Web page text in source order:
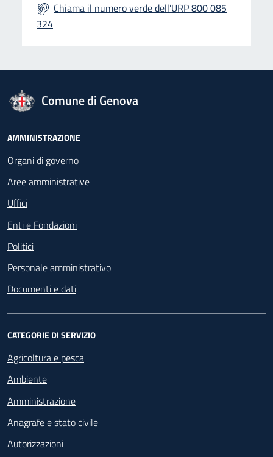
Chiama il numero verde dell'URP 800 085
324
logo Unione Europea
Comune di Genova
Footer - Navigazione
AMMINISTRAZIONE
Organi di governo
Aree amministrative
Uffici
Enti e Fondazioni
Politici
Personale amministrativo
Documenti e dati
CATEGORIE DI SERVIZIO
Agricoltura e pesca
Ambiente
Amministrazione
Anagrafe e stato civile
Autorizzazioni